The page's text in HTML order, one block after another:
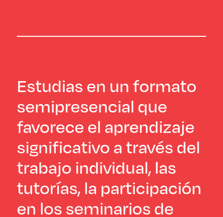
Estudias en un formato
semipresencial que
favorece el aprendizaje
significativo a través del
trabajo individual, las
tutorías, la participación
en los seminarios de